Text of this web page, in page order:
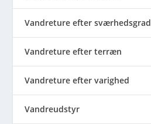
Vandreture efter sværhedsgrad
Vandreture efter terræn
Vandreture efter varighed
Vandreudstyr